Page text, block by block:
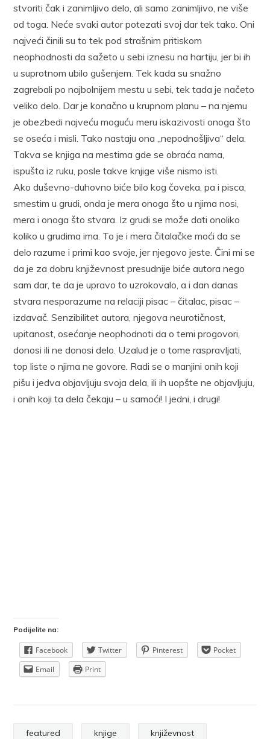
stvoriti čak i zanimljivo delo, ali samo zanimljivo, ne više
od toga. Neće svaki autor potezati svoj dar tek tako. Oni
najveći činili su to tek pod strašnim pritiskom
neophodnosti da sažeto u sebi iznesu na hartiju, jer bi ih
u suprotnom ubilo gušenjem. Tek kada su snažno
zagrebali po najbolnijem mestu u sebi, tek tada je načeto
veliko delo. Dar je konačno u krupnom planu – na njemu
je obezbedi najveću moguću meru iskazivosti onoga što
se oseća i misli. Tako nastaju ona „nepodnošljiva“ dela.
Takva se knjiga na mestima gde se obraća nama,
ispušta iz ruku, posle takve knjige više nismo isti.
Ako duševno-duhovno biće bilo kog čoveka, pa i pisca,
smestim u grudi, onda je mera onoga što u njima nosi,
mera i onoga što stvara. Iz grudi se može dati onoliko
koliko u grudima ima. To je i mera čitalačke moći da se
delo razume i primi kao svoje, jer njegovo jeste. Čini mi se
da je za dobru književnost presudnije biće autora nego
sam dar, te da je upravo to uzrokovalo, a i dan danas
stvara nesporazume na relaciji pisac – čitalac, pisac –
izdavač. Senzibilitet autora, njegova neurotičnost,
upitanost, osećanje neophodnoti da o temi progovori,
donosi ili ne donosi delo. Uzalud je o tome raspravljati,
top liste o njima ne govore. Radi se o manjini onih koji
pišu i jedva objavljuju svoja dela, ili ih uopšte ne objavljuju,
i onih koji ta dela čekaju – u samoći! I jedni, i drugi!
Podijelite na:
Facebook Twitter Pinterest
Pocket
Email
Print
featured knjige književnost